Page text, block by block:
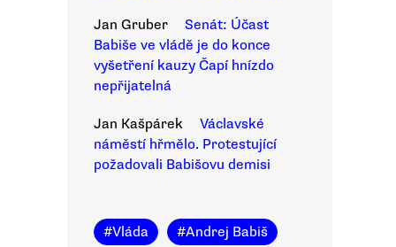
Jan Gruber
Senát: Účast
Babiše ve vládě je do konce
vyšetření kauzy Čapí hnízdo
nepřijatelná
Jan Kašpárek
Václavské
náměstí hřmělo. Protestující
požadovali Babišovu demisi
#Vláda #Andrej Babiš